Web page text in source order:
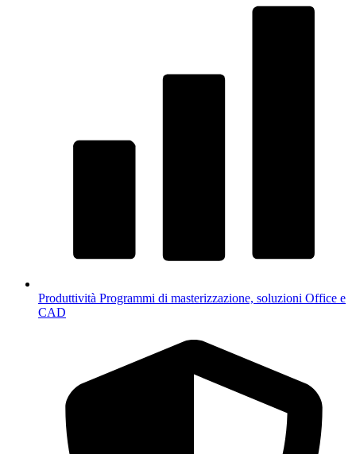
Produttività Programmi di masterizzazione, soluzioni Office e
CAD